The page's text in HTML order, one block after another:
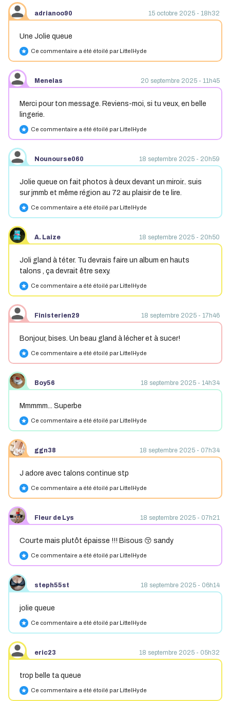
adrianoo90 15 octobre 2025 - 18h32
Une Jolie queue
star Ce commentaire a été étoilé par LittelHyde
Menelas 20 septembre 2025 - 11h45
Merci pour ton message. Reviens-moi, si tu veux, en belle
lingerie.
star Ce commentaire a été étoilé par LittelHyde
Nounourse060 18 septembre 2025 - 20h59
Jolie queue on fait photos à deux devant un miroir.. suis
sur jmmb et même région au 72 au plaisir de te lire.
star Ce commentaire a été étoilé par LittelHyde
A. Laize 18 septembre 2025 - 20h50
Joli gland à téter. Tu devrais faire un album en hauts
talons , ça devrait être sexy.
star Ce commentaire a été étoilé par LittelHyde
Finisterien29 18 septembre 2025 - 17h46
Bonjour, bises. Un beau gland à lécher et à sucer!
star Ce commentaire a été étoilé par LittelHyde
Boy56 18 septembre 2025 - 14h34
Mmmmm... Superbe
star Ce commentaire a été étoilé par LittelHyde
ggn38 18 septembre 2025 - 07h34
J adore avec talons continue stp
star Ce commentaire a été étoilé par LittelHyde
Fleur de Lys 18 septembre 2025 - 07h21
Courte mais plutôt épaisse !!! Bisous 😚 sandy
star Ce commentaire a été étoilé par LittelHyde
steph55st 18 septembre 2025 - 06h14
jolie queue
star Ce commentaire a été étoilé par LittelHyde
eric23 18 septembre 2025 - 05h32
trop belle ta queue
star Ce commentaire a été étoilé par LittelHyde